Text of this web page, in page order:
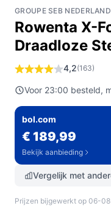
GROUPE SEB NEDERLAND
Rowenta X-
Draadloze
4,2(163)
Voor 23:00 besteld,
bol.com
€ 189,99
Bekijk aanbieding
Vergelijk met
Prijzen bijgewerkt op 06-